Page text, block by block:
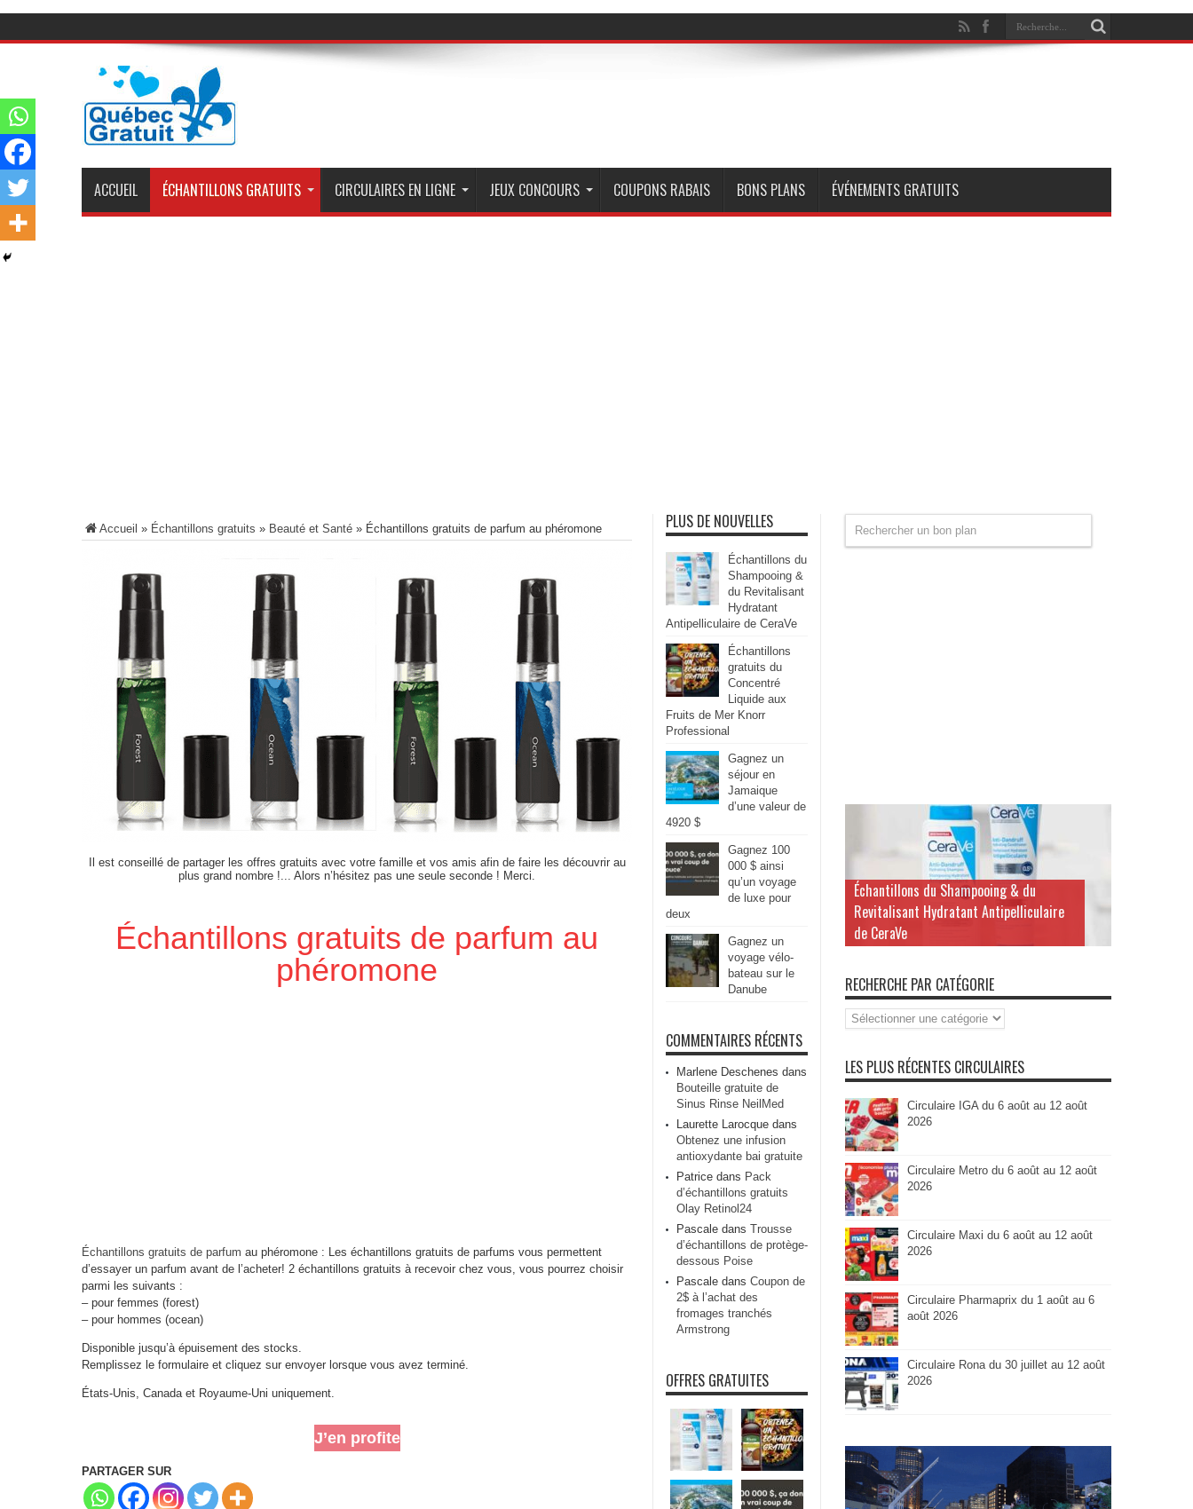
ACCUEIL ÉCHANTILLONS GRATUITS CIRCULAIRES EN LIGNE JEUX CONCOURS COUPONS RABAIS BONS PLANS ÉVÉNEMENTS GRATUITS
Accueil » Échantillons gratuits » Beauté et Santé » Échantillons gratuits de parfum au phéromone
Il est conseillé de partager les offres gratuits avec votre famille et vos amis afin de faire les découvrir au
plus grand nombre !... Alors n’hésitez pas une seule seconde ! Merci.
Échantillons gratuits de parfum au
phéromone
Échantillons gratuits de parfum au phéromone : Les échantillons gratuits de parfums vous permettent
d’essayer un parfum avant de l’acheter! 2 échantillons gratuits à recevoir chez vous, vous pourrez choisir
parmi les suivants :
– pour femmes (forest)
– pour hommes (ocean)
Disponible jusqu’à épuisement des stocks.
Remplissez le formulaire et cliquez sur envoyer lorsque vous avez terminé.
États-Unis, Canada et Royaume-Uni uniquement.
J’en profite
PARTAGER SUR
PLUS DE NOUVELLES
Échantillons du
Shampooing &
du Revitalisant
Hydratant
Antipelliculaire de CeraVe
Échantillons
gratuits du
Concentré
Liquide aux
Fruits de Mer Knorr
Professional
Gagnez un
séjour en
Jamaique
d’une valeur de
4920 $
Gagnez 100
000 $ ainsi
qu’un voyage
de luxe pour
deux
Gagnez un
voyage vélo-
bateau sur le
Danube
COMMENTAIRES RÉCENTS
Marlene Deschenes dans
Bouteille gratuite de
Sinus Rinse NeilMed
Laurette Larocque dans
Obtenez une infusion
antioxydante bai gratuite
Patrice dans Pack
d’échantillons gratuits
Olay Retinol24
Pascale dans Trousse
d’échantillons de protège-
dessous Poise
Pascale dans Coupon de
2$ à l’achat des
fromages tranchés
Armstrong
OFFRES GRATUITES
Échantillons du Shampooing & du
Revitalisant Hydratant Antipelliculaire
de CeraVe
RECHERCHE PAR CATÉGORIE
Recherche
par
LES PLUS RÉCENTES CIRCULAIRES
Circulaire IGA du 6 août au 12 août
2026
Circulaire Metro du 6 août au 12 août
2026
Circulaire Maxi du 6 août au 12 août
2026
Circulaire Pharmaprix du 1 août au 6
août 2026
Circulaire Rona du 30 juillet au 12 août
2026